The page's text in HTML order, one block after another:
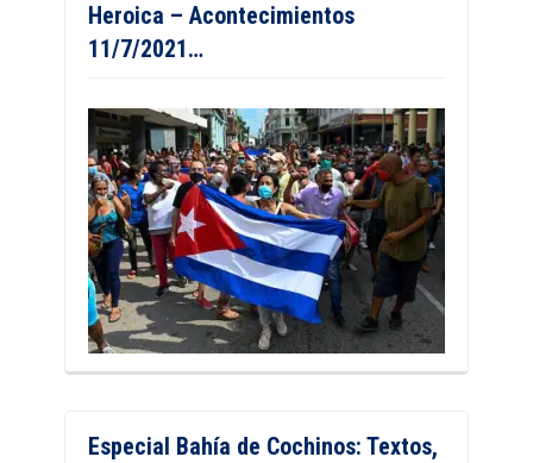
Heroica – Acontecimientos
11/7/2021…
Especial Bahía de Cochinos: Textos,